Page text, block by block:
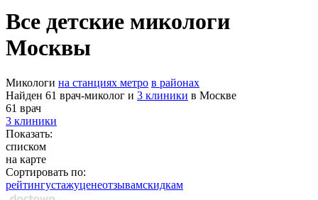
Все детские микологи
Москвы
Микологи на станциях метро в районах
Найден 61 врач-миколог и 3 клиники в Москве
61 врач
3 клиники
Показать:
списком
на карте
Сортировать по:
рейтингустажуценеотзывамcкидкам